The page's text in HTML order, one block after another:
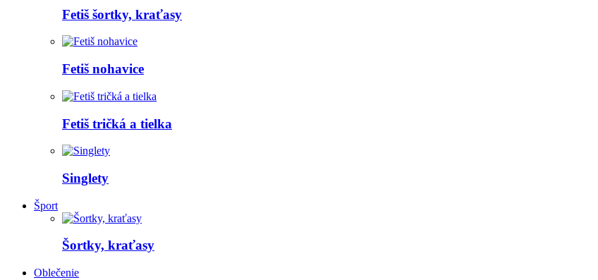
Fetiš šortky, kraťasy
Fetiš nohavice
Fetiš tričká a tielka
Singlety
Šport
Šortky, kraťasy
Oblečenie